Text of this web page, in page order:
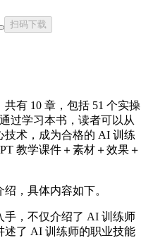
扫码下载
有 10 章，包括 51 个实操
过学习本书，读者可以从
术，成为合格的 AI 训练
教学课件＋素材＋效果＋
，具体内容如下。
手，不仅介绍了 AI 训练师
述了 AI 训练师的职业技能